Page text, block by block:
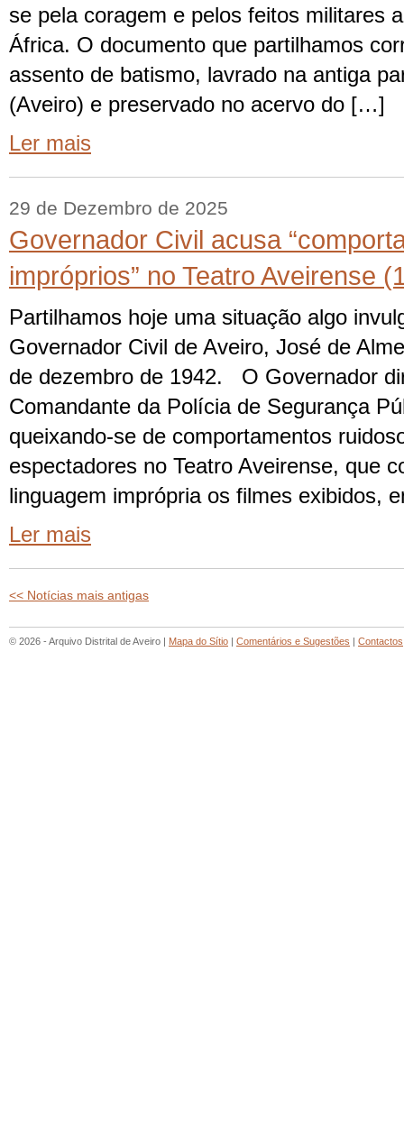
se pela coragem e pelos feitos militares
África. O documento que partilhamos
assento de batismo, lavrado na antiga
(Aveiro) e preservado no acervo do […]
Ler mais
29 de Dezembro de 2025
Governador Civil acusa
impróprios” no Teatro Aveirense
Partilhamos hoje uma situação algo
Governador Civil de Aveiro, José de
de dezembro de 1942. O Governador
Comandante da Polícia de Segurança
queixando-se de comportamentos
espectadores no Teatro Aveirense, que
linguagem imprópria os filmes exibidos,
Ler mais
<< Notícias mais antigas
© 2026 - Arquivo Distrital de Aveiro | Mapa do Sítio | Comentários e Sugestões | Contactos